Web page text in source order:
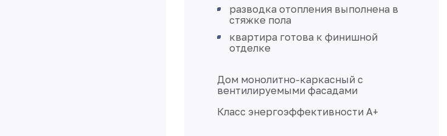
разводка отопления выполнена в
стяжке пола
квартира готова к финишной
отделке
Дом монолитно-каркасный с
вентилируемыми фасадами
Класс энергоэффективности А+